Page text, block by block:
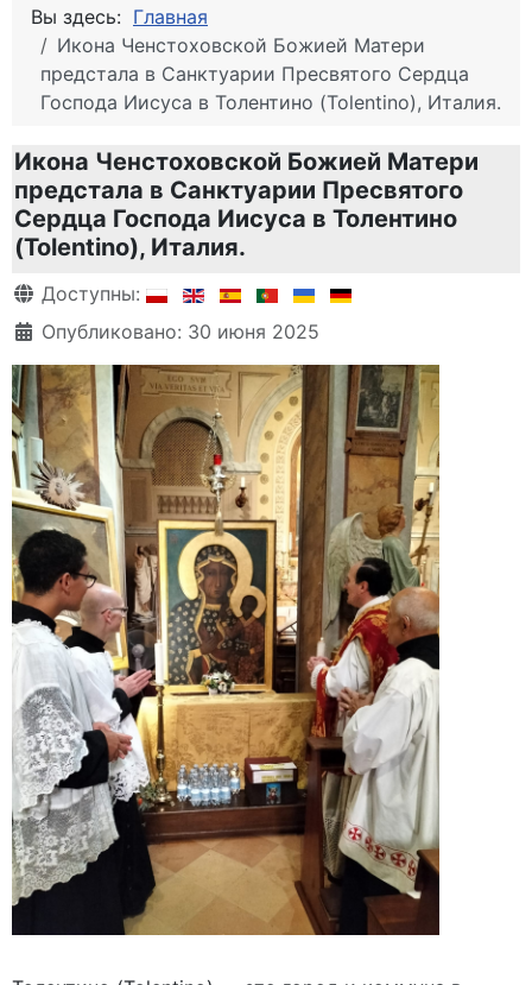
Вы здесь: Главная
Икона Ченстоховской Божией Матери
предстала в Санктуарии Пресвятого Сердца
Господа Иисуса в Толентино (Tolentino), Италия.
Икона Ченстоховской Божией Матери
предстала в Санктуарии Пресвятого
Сердца Господа Иисуса в Толентино
(Tolentino), Италия.
Информация о материале
Доступны:
Опубликовано: 30 июня 2025